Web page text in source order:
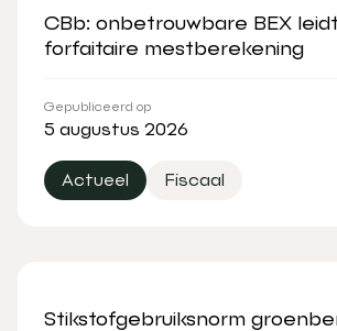
CBb: onbetrouwbare BEX
forfaitaire mestberekening
Gepubliceerd op
5 augustus 2026
Actueel Fiscaal
Stikstofgebruiksnorm